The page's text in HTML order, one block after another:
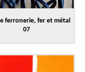
ferronerie, fer et métal
07